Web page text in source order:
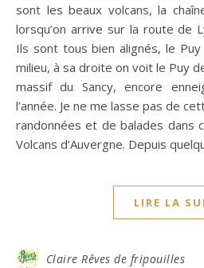
sont les beaux volcans, la
lorsqu’on arrive sur la route de
Ils sont tous bien alignés, le
milieu, à sa droite on voit le Puy
massif du Sancy, encore
l’année. Je ne me lasse pas de
randonnées et de balades dans
Volcans d’Auvergne. Depuis
LIRE LA
Claire Rêves de fripouilles